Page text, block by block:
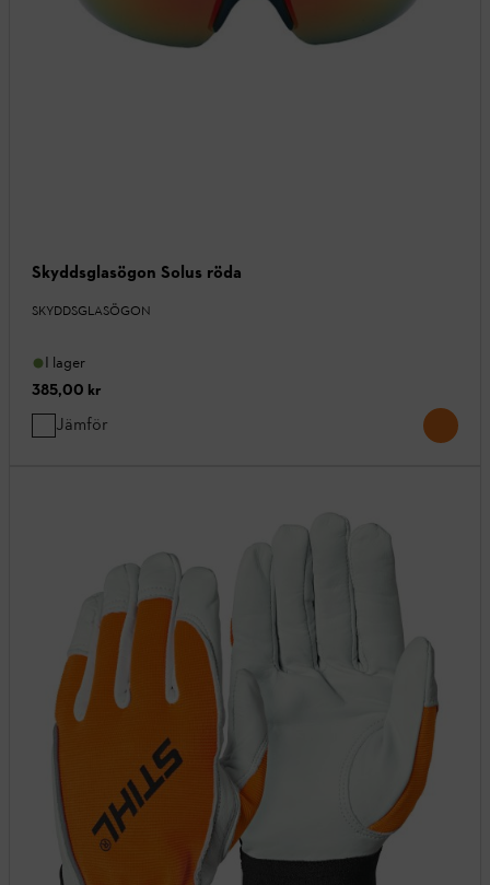
Skyddsglasögon Solus röda
SKYDDSGLASÖGON
I lager
385,00 kr
Jämför